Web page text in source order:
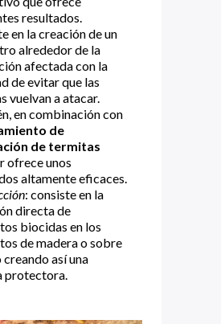
resultados.
en la creación de un
alrededor de la
afectada con la
de evitar que las
vuelvan a atacar.
en combinación con
de
de termitas
ofrece unos
altamente eficaces.
: consiste en la
directa de
biocidas en los
de madera o sobre
creando así una
protectora.